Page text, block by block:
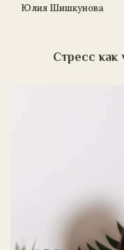
Тренинги
Юлия Шишкунова
Стресс как